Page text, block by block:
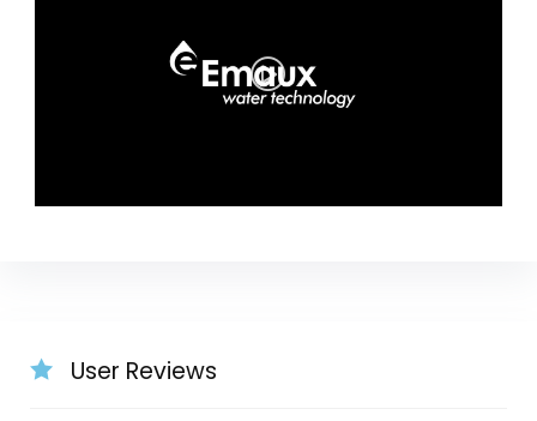
User Reviews